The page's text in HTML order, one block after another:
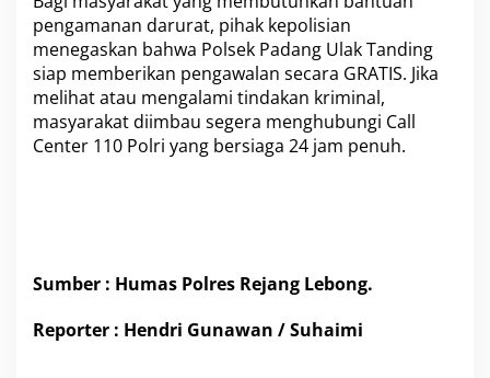
pengamanan darurat, pihak kepolisian
menegaskan bahwa Polsek Padang Ulak Tanding
siap memberikan pengawalan secara GRATIS. Jika
melihat atau mengalami tindakan kriminal,
masyarakat diimbau segera menghubungi Call
Center 110 Polri yang bersiaga 24 jam penuh.
Sumber : Humas Polres Rejang Lebong.
Reporter : Hendri Gunawan / Suhaimi